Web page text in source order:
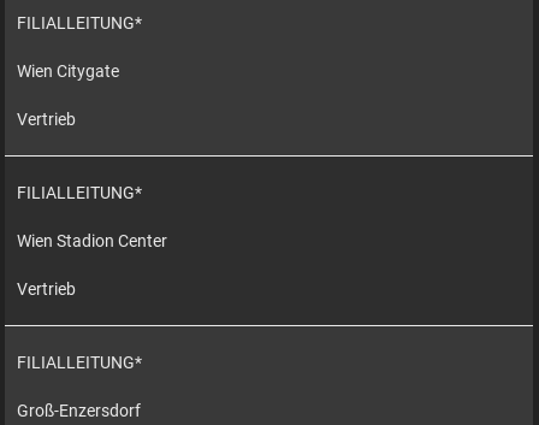
FILIALLEITUNG*
Wien Citygate
Vertrieb
FILIALLEITUNG*
Wien Stadion Center
Vertrieb
FILIALLEITUNG*
Groß-Enzersdorf